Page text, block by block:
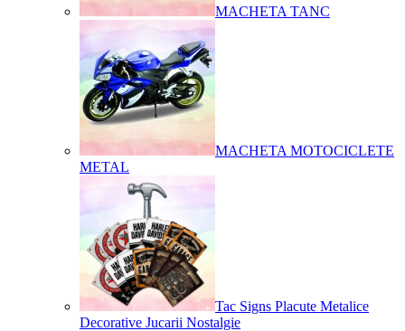
MACHETA TANC
MACHETA MOTOCICLETE
METAL
Tac Signs Placute Metalice
Decorative Jucarii Nostalgie